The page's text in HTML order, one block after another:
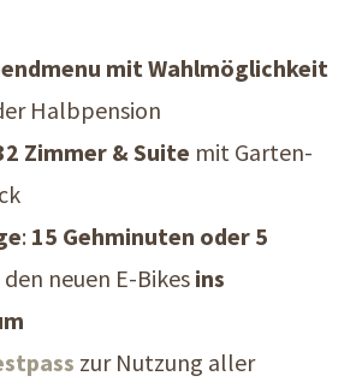
mit Wahlmöglichkeit
Halbpension
Zimmer & Suite mit Garten-
: 15 Gehminuten oder 5
neuen E-Bikes ins
zur Nutzung aller